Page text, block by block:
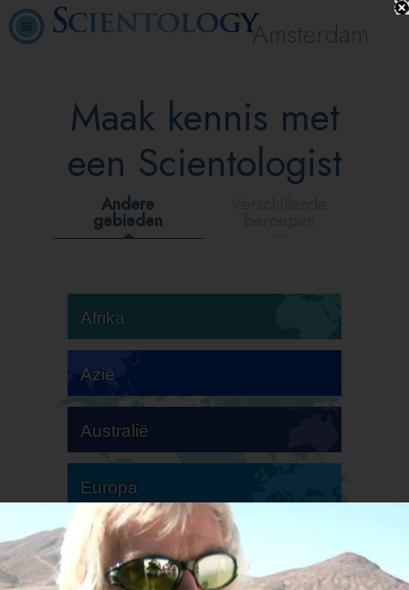
Amsterdam
Maak kennis met
een Scientologist
Andere
gebieden
Afrika
Azië
Australië
Europa
Zuid-Amerika